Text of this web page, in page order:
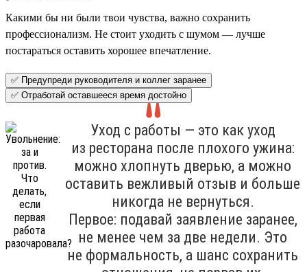
Какими бы ни были твои чувства, важно сохранить
профессионализм. Не стоит уходить с шумом — лучше
постараться оставить хорошее впечатление.
✅ Предупреди руководителя и коллег заранее
✅ Отработай оставшееся время достойно
Уход с работы — это как уход
из ресторана после плохого ужина:
можно хлопнуть дверью, а можно
оставить вежливый отзыв и больше
никогда не вернуться.
Первое: подавай заявление заранее,
не менее чем за две недели. Это
не формальность, а шанс сохранить